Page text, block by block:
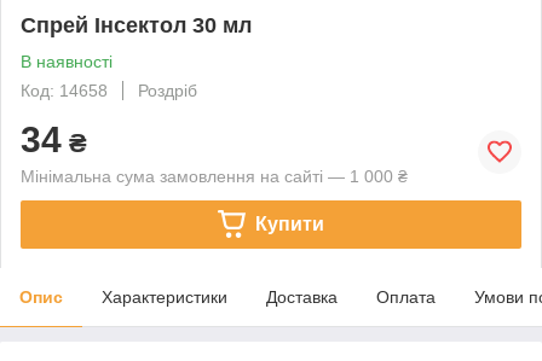
Спрей Інсектол 30 мл
В наявності
Код: 14658
Роздріб
34 ₴
Мінімальна сума замовлення на сайті — 1 000 ₴
Купити
Опис Характеристики Доставка Оплата Умови